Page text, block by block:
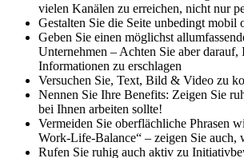
vielen Kanälen zu erreichen, nicht nur
Gestalten Sie die Seite unbedingt mobil
Geben Sie einen möglichst
Unternehmen – Achten Sie aber darauf,
Informationen zu erschlagen
Versuchen Sie, Text, Bild & Video zu
Nennen Sie Ihre Benefits: Zeigen Sie
bei Ihnen arbeiten sollte!
Vermeiden Sie oberflächliche Phrasen
Work-Life-Balance“ – zeigen Sie auch,
Rufen Sie ruhig auch aktiv zu